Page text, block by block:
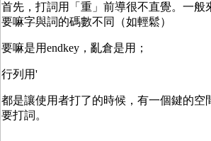
首先，打詞用「重」前導很不直覺。一般
要嘛字與詞的碼數不同（如輕鬆）
要嘛是用endkey，亂倉是用；
行列用'
都是讓使用者打了的時候，有一個鍵的空
要打詞。